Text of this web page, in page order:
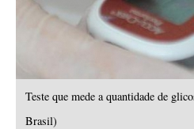
Teste que mede a quantidade de
Brasil)